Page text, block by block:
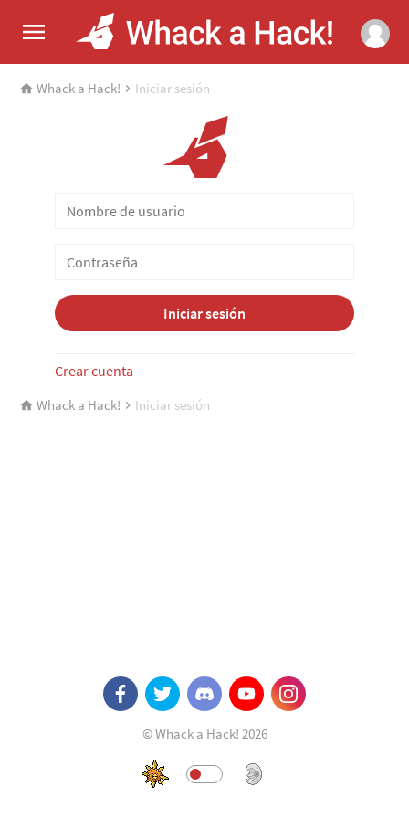
Whack a Hack! Iniciar sesión
Iniciar sesión
Crear cuenta
Whack a Hack! Iniciar sesión
© Whack a Hack! 2026